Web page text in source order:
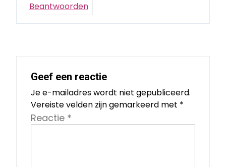
Beantwoorden
Geef een reactie
Je e-mailadres wordt niet gepubliceerd.
Vereiste velden zijn gemarkeerd met *
Reactie *